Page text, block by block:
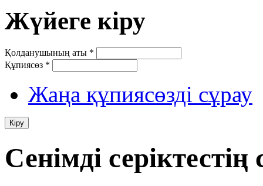
Жүйеге кіру
Қолданушының аты *
Құпиясөз *
Жаңа құпиясөзді сұрау
Сенімді серіктестің